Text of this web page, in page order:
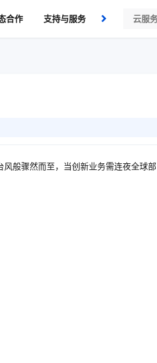
合作 支持与服务
了解我们
般骤然而至，当创新业务需连夜全球部